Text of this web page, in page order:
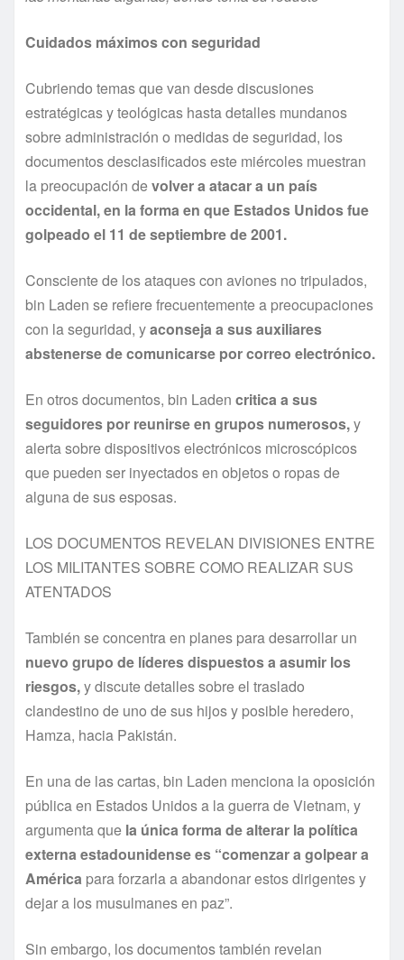
Cuidados máximos con seguridad
Cubriendo temas que van desde discusiones
estratégicas y teológicas hasta detalles mundanos
sobre administración o medidas de seguridad, los
documentos desclasificados este miércoles muestran
la preocupación devolver a atacar a un paí­s
occidental, en la forma en que Estados Unidos fue
golpeado el 11 de septiembre de 2001.
Consciente de los ataques con aviones no tripulados,
bin Laden se refiere frecuentemente a preocupaciones
con la seguridad, yaconseja a sus auxiliares
abstenerse de comunicarse por correo electrónico.
En otros documentos, bin Laden critica a sus
seguidores por reunirse en grupos numerosos,y
alerta sobre dispositivos electrónicos microscópicos
que pueden ser inyectados en objetos o ropas de
alguna de sus esposas.
LOS DOCUMENTOS REVELAN DIVISIONES ENTRE
LOS MILITANTES SOBRE COMO REALIZAR SUS
ATENTADOS
También se concentra en planes para desarrollar un
nuevo grupo de lí­deres dispuestos a asumir los
riesgos,y discute detalles sobre el traslado
clandestino de uno de sus hijos y posible heredero,
Hamza, hacia Pakistán.
En una de las cartas, bin Laden menciona la oposición
pública en Estados Unidos a la guerra de Vietnam, y
argumenta que la única forma de alterar la polí­tica
externa estadounidense es “comenzar a golpear a
América para forzarla a abandonar estos dirigentes y
dejar a los musulmanes en paz”.
Sin embargo, los documentos también revelan